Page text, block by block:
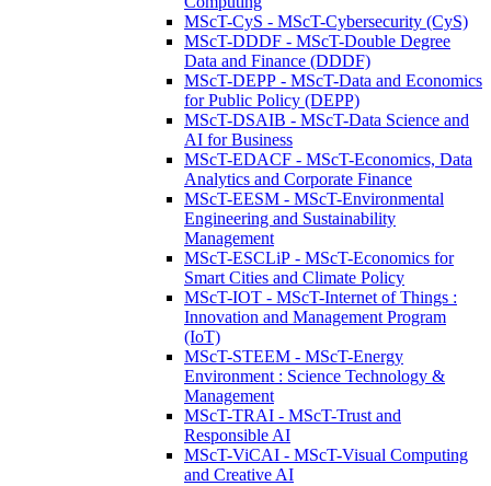
MScT-CyS - MScT-Cybersecurity (CyS)
MScT-DDDF - MScT-Double Degree
Data and Finance (DDDF)
MScT-DEPP - MScT-Data and Economics
for Public Policy (DEPP)
MScT-DSAIB - MScT-Data Science and
AI for Business
MScT-EDACF - MScT-Economics, Data
Analytics and Corporate Finance
MScT-EESM - MScT-Environmental
Engineering and Sustainability
Management
MScT-ESCLiP - MScT-Economics for
Smart Cities and Climate Policy
MScT-IOT - MScT-Internet of Things :
Innovation and Management Program
(IoT)
MScT-STEEM - MScT-Energy
Environment : Science Technology &
Management
MScT-TRAI - MScT-Trust and
Responsible AI
MScT-ViCAI - MScT-Visual Computing
and Creative AI